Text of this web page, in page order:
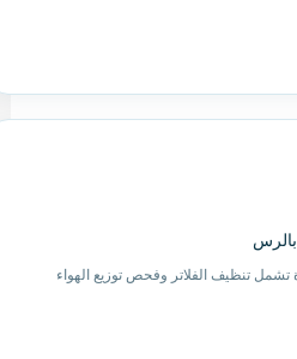
تشمل تنظيف الفلاتر وفحص توزيع الهواء